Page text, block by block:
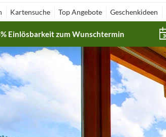
Kartensuche Top Angebote Geschenkideen
Einlösbarkeit zum Wunschtermin